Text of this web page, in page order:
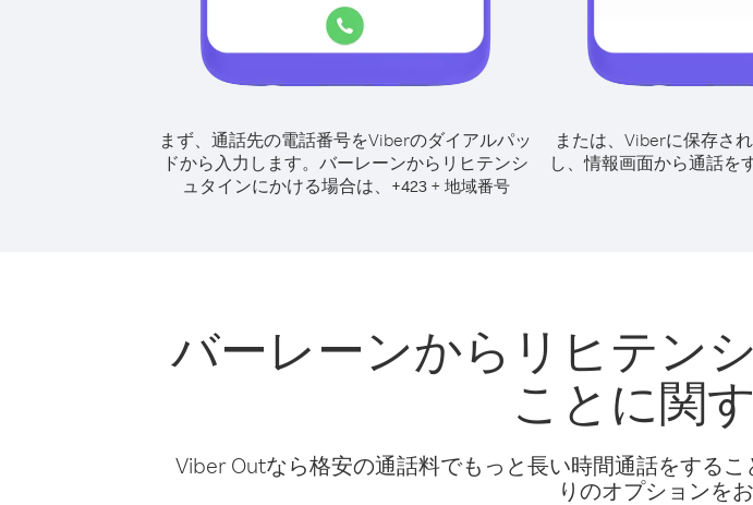
まず、通話先の電話番号をViberのダイアルパッ
ドから入力します。 バーレーンからリヒテンシ
ュタインにかける場合は、
+423+ 地域番号
または、Viberに保存さ
し、情報画面から通話を
バーレーンからリヒテン
ことに関
Viber Outなら格安の通話料でもっと長い時間通話をする
りのオプションを